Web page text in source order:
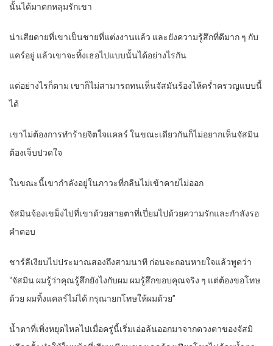
นั้นได้มาตกหลุมรักเขา
น่าเสียดายที่เขาเป็นชายที่แต่งงานแล้ว และยังความรู้สึกที่ดีมาก ๆ กับ
แคร์อยู่ แล้วเขาจะทิ้งเธอไปแบบนั้นได้อย่างไรกัน
แต่อย่างไรก็ตาม เขาก็ไม่สามารถทนเห็นจัสมันร้องไห้คร่ำครวญแบบนี้
ได้
เขาไม่ต้องการทำร้ายจิตใจแคลร์ ในขณะเดียวกันก็ไม่อยากเห็นจัสมิน
ต้องเจ็บปวดใจ
ในขณะนี้เขากำลังอยู่ในภาวะที่กลืนไม่เข้าคายไม่ออก
จัสมินจ้องเขม็งไปที่เขาด้วยสายตาที่เปี่ยมไปด้วยความรักและกำลังรอ
คำตอบ
ชาร์ลีเงียบไปประมาณสองถึงสามนาที ก่อนจะถอนหายใจแล้วพูดว่า
“จัสมิน ผมรู้ว่าคุณรู้สึกยังไงกับผม ผมรู้สึกขอบคุณจริง ๆ แต่ต้องขอโทษ
ด้วย ผมทิ้งแคลร์ไม่ได้ กรุณายกโทษให้ผมด้วย”
น้ำตาที่เพิ่งหยุดไหลไปเมื่อครู่นี้เริ่มเอ่อล้นออกมาจากดวงตาของจัสมิ